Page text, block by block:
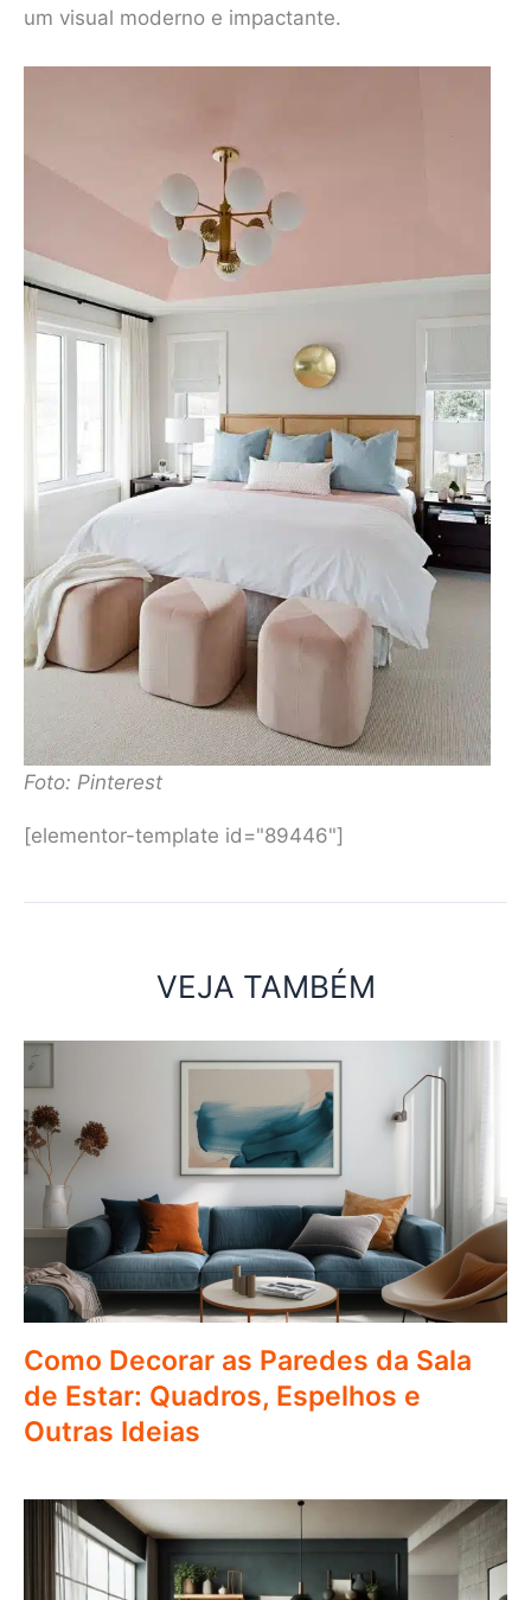
um visual moderno e impactante.
Foto: Pinterest
[elementor-template id="89446"]
VEJA TAMBÉM
Como Decorar as Paredes da Sala
de Estar: Quadros, Espelhos e
Outras Ideias